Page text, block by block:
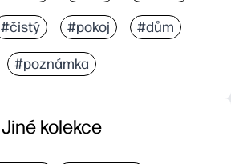
#čistý #pokoj #dům
#poznámka
Jiné kolekce